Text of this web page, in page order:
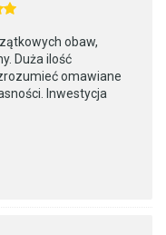
obaw,
Duża ilość
omawiane
Inwestycja